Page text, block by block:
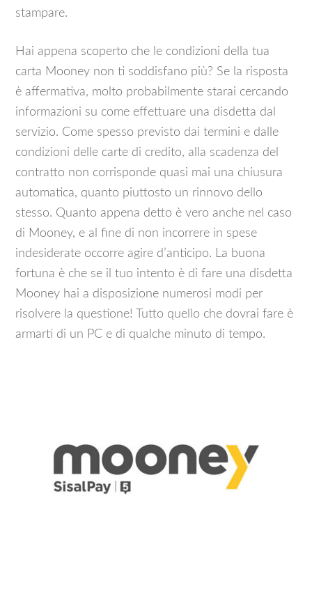
stampare.
Hai appena scoperto che le condizioni della tua
carta Mooney non ti soddisfano più? Se la risposta
è affermativa, molto probabilmente starai cercando
informazioni su come effettuare una disdetta dal
servizio. Come spesso previsto dai termini e dalle
condizioni delle carte di credito, alla scadenza del
contratto non corrisponde quasi mai una chiusura
automatica, quanto piuttosto un rinnovo dello
stesso. Quanto appena detto è vero anche nel caso
di Mooney, e al fine di non incorrere in spese
indesiderate occorre agire d’anticipo. La buona
fortuna è che se il tuo intento è di fare una disdetta
Mooney hai a disposizione numerosi modi per
risolvere la questione! Tutto quello che dovrai fare è
armarti di un PC e di qualche minuto di tempo.